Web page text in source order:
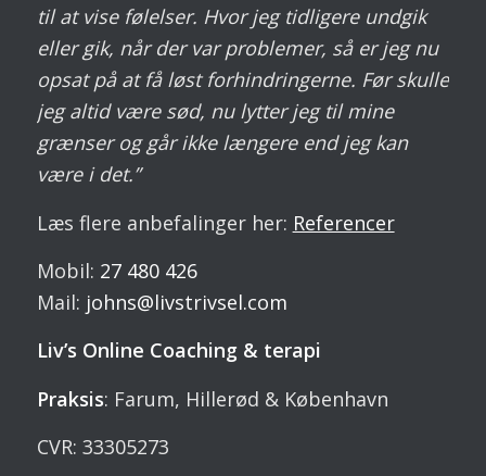
til at vise følelser. Hvor jeg tidligere undgik
eller gik, når der var problemer, så er jeg nu
opsat på at få løst forhindringerne. Før skulle
jeg altid være sød, nu lytter jeg til mine
grænser og går ikke længere end jeg kan
være i det.”
Læs flere anbefalinger her: Referencer
Mobil: 27 480 426
Mail: johns@livstrivsel.com
Liv’s Online Coaching & terapi
Praksis: Farum, Hillerød & København
CVR: 33305273